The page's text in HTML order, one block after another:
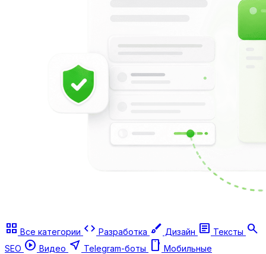
grid_view Все категории code Разработка brush Дизайн article Тексты search
SEO play_circle Видео near_me Telegram-боты smartphone Мобильные